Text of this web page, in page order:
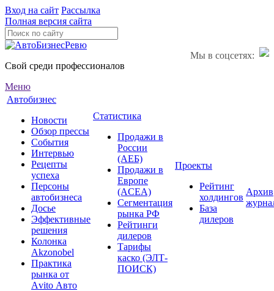
Вход на сайт Рассылка
Полная версия сайта
Мы в соцсетях:
Свой среди профессионалов
Меню
Автобизнес
Новости
Обзор прессы
События
Интервью
Рецепты
успеха
Персоны
автобизнеса
Досье
Эффективные
решения
Колонка
Akzonobel
Практика
рынка от
Аvito Авто
Статистика
Продажи в
России
(АЕБ)
Продажи в
Европе
(ACEA)
Сегментация
рынка РФ
Рейтинги
дилеров
Тарифы
каско (ЭЛТ-
ПОИСК)
Проекты
Рейтинг
холдингов
База
дилеров
Архив